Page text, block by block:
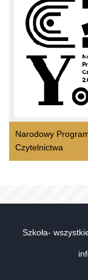
Narodowy
Czytelnictwa
Szkoła-